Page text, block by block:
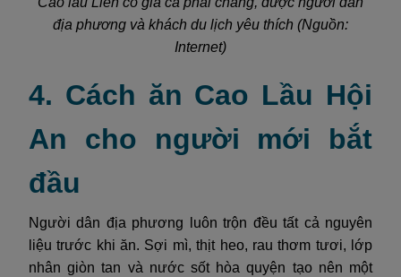
địa phương và khách du lịch yêu thích (Nguồn:
Internet)
4. Cách ăn Cao Lầu Hội
An cho người mới bắt
đầu
Người dân địa phương luôn trộn đều tất cả nguyên
liệu trước khi ăn. Sợi mì, thịt heo, rau thơm tươi, lớp
nhân giòn tan và nước sốt hòa quyện tạo nên một